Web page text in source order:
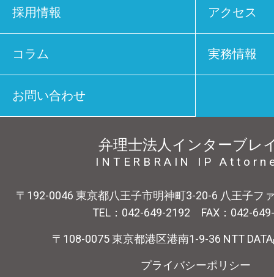
採用情報 アクセス
コラム 実務情報
お問い合わせ
弁理士法人インターブレ
INTERBRAIN IP
〒192-0046 東京都八王子市明神町3-20-6 八王子フ
TEL：042-649-2192 FAX：042-
〒108-0075 東京都港区港南1-9-36 NTT
プライバシーポリシー